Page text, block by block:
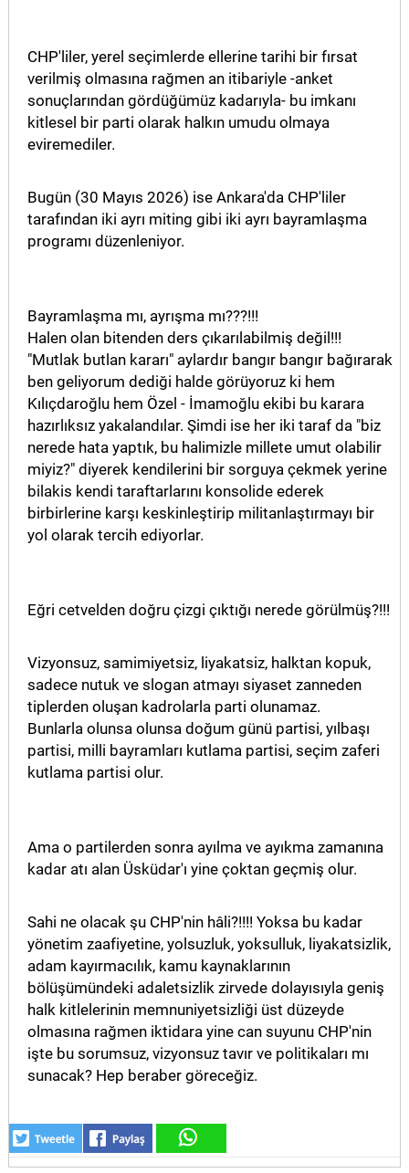
CHP'liler, yerel seçimlerde ellerine tarihi bir fırsat
verilmiş olmasına rağmen an itibariyle -anket
sonuçlarından gördüğümüz kadarıyla- bu imkanı
kitlesel bir parti olarak halkın umudu olmaya
eviremediler.
Bugün (30 Mayıs 2026) ise Ankara'da CHP'liler
tarafından iki ayrı miting gibi iki ayrı bayramlaşma
programı düzenleniyor.
Bayramlaşma mı, ayrışma mı???!!!
Halen olan bitenden ders çıkarılabilmiş değil!!!
"Mutlak butlan kararı" aylardır bangır bangır bağırarak
ben geliyorum dediği halde görüyoruz ki hem
Kılıçdaroğlu hem Özel - İmamoğlu ekibi bu karara
hazırlıksız yakalandılar. Şimdi ise her iki taraf da "biz
nerede hata yaptık, bu halimizle millete umut olabilir
miyiz?" diyerek kendilerini bir sorguya çekmek yerine
bilakis kendi taraftarlarını konsolide ederek
birbirlerine karşı keskinleştirip militanlaştırmayı bir
yol olarak tercih ediyorlar.
Eğri cetvelden doğru çizgi çıktığı nerede görülmüş?!!!
Vizyonsuz, samimiyetsiz, liyakatsiz, halktan kopuk,
sadece nutuk ve slogan atmayı siyaset zanneden
tiplerden oluşan kadrolarla parti olunamaz.
Bunlarla olunsa olunsa doğum günü partisi, yılbaşı
partisi, milli bayramları kutlama partisi, seçim zaferi
kutlama partisi olur.
Ama o partilerden sonra ayılma ve ayıkma zamanına
kadar atı alan Üsküdar'ı yine çoktan geçmiş olur.
Sahi ne olacak şu CHP'nin hâli?!!!! Yoksa bu kadar
yönetim zaafiyetine, yolsuzluk, yoksulluk, liyakatsizlik,
adam kayırmacılık, kamu kaynaklarının
bölüşümündeki adaletsizlik zirvede dolayısıyla geniş
halk kitlelerinin memnuniyetsizliği üst düzeyde
olmasına rağmen iktidara yine can suyunu CHP'nin
işte bu sorumsuz, vizyonsuz tavır ve politikaları mı
sunacak? Hep beraber göreceğiz.